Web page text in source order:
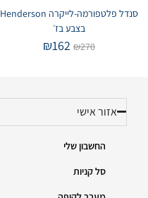
סנדל פלטפורמה-לייקרה Henderson
בצבע בז׳
₪270
₪162
אזור אישי
החשבון שלי
סל קניות